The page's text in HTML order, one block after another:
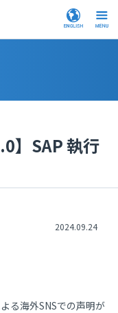
】SAP 執行
2024.09.24
る海外SNSでの声明が